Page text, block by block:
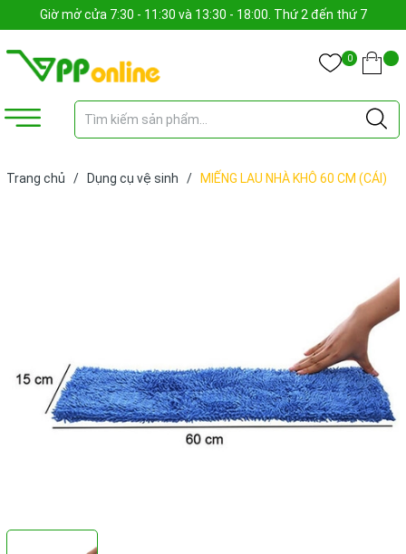
Giờ mở cửa 7:30 - 11:30 và 13:30 - 18:00. Thứ 2 đến thứ 7
0
Trang chủ / Dụng cụ vệ sinh / MIẾNG LAU NHÀ KHÔ 60 CM (CÁI)